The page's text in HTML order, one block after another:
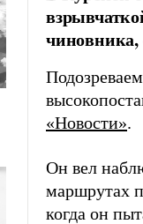
«Новости».
Он вел
маршрутах
когда он